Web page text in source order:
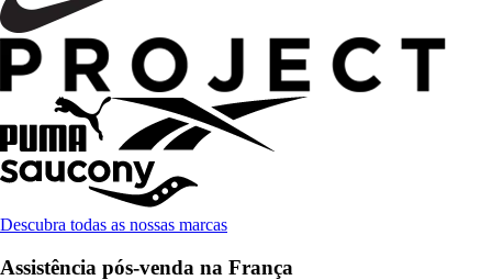
Descubra todas as nossas marcas
Assistência pós-venda na França